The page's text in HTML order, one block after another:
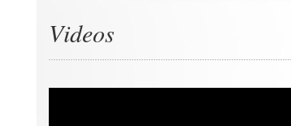
Videos